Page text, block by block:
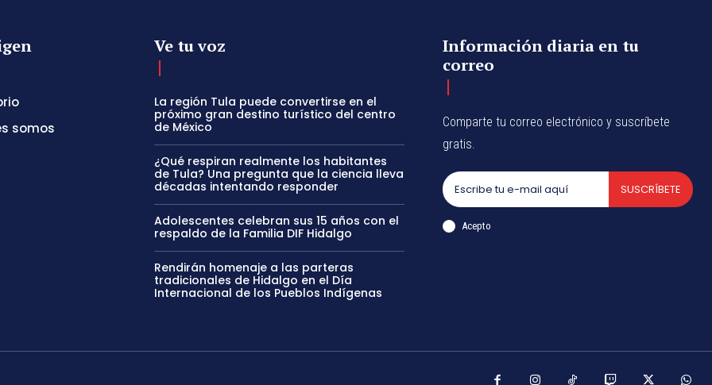
somos
Ve tu voz
La región Tula puede convertirse en el
próximo gran destino turístico del centro
de México
¿Qué respiran realmente los habitantes
de Tula? Una pregunta que la ciencia lleva
décadas intentando responder
Adolescentes celebran sus 15 años con el
respaldo de la Familia DIF Hidalgo
Rendirán homenaje a las parteras
tradicionales de Hidalgo en el Día
Internacional de los Pueblos Indígenas
Información diaria en tu
correo
Comparte tu correo electrónico y suscríbete
gratis.
SUSCRÍBETE
Acepto